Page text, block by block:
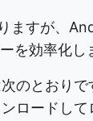
ますが、
を効率化し
のとおりで
ロードして